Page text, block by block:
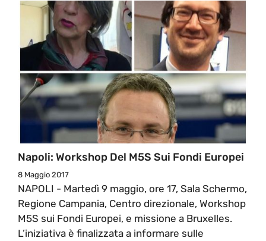
Napoli: Workshop Del M5S Sui Fondi Europei
8 Maggio 2017
NAPOLI - Martedì 9 maggio, ore 17, Sala Schermo,
Regione Campania, Centro direzionale, Workshop
M5S sui Fondi Europei, e missione a Bruxelles.
L’iniziativa è finalizzata a informare sulle